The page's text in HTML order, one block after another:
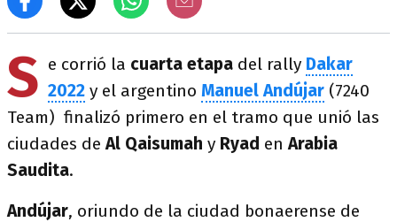
S e corrió la cuarta etapa del rally Dakar
2022 y el argentino Manuel Andújar (7240
Team) finalizó primero en el tramo que unió las
ciudades deAl Qaisumah y Ryad enArabia
Saudita.
Andújar, oriundo de la ciudad bonaerense de